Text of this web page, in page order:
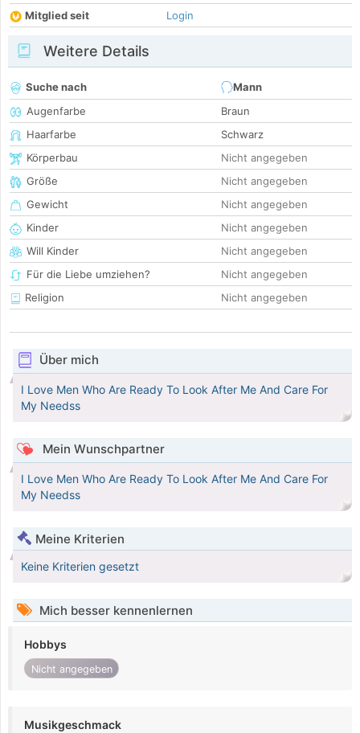
Mitglied seit
Login
Weitere Details
Suche nach
Mann
Augenfarbe
Braun
Haarfarbe
Schwarz
Körperbau
Nicht angegeben
Größe
Nicht angegeben
Gewicht
Nicht angegeben
Kinder
Nicht angegeben
Will Kinder
Nicht angegeben
Für die Liebe umziehen?
Nicht angegeben
Religion
Nicht angegeben
Über mich
I Love Men Who Are Ready To Look After Me And Care For
My Needss
Mein Wunschpartner
I Love Men Who Are Ready To Look After Me And Care For
My Needss
Meine Kriterien
Keine Kriterien gesetzt
Mich besser kennenlernen
Hobbys
Nicht angegeben
Musikgeschmack